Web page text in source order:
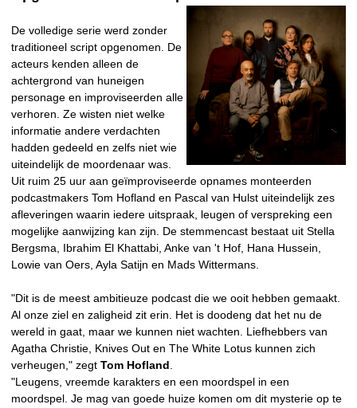
De volledige serie werd zonder
traditioneel script opgenomen. De
acteurs kenden alleen de
achtergrond van huneigen
personage en improviseerden alle
verhoren. Ze wisten niet welke
informatie andere verdachten
hadden gedeeld en zelfs niet wie
uiteindelijk de moordenaar was.
Uit ruim 25 uur aan geïmproviseerde opnames monteerden
podcastmakers Tom Hofland en Pascal van Hulst uiteindelijk zes
afleveringen waarin iedere uitspraak, leugen of verspreking een
mogelijke aanwijzing kan zijn. De stemmencast bestaat uit Stella
Bergsma, Ibrahim El Khattabi, Anke van 't Hof, Hana Hussein,
Lowie van Oers, Ayla Satijn en Mads Wittermans.
"Dit is de meest ambitieuze podcast die we ooit hebben gemaakt.
Al onze ziel en zaligheid zit erin. Het is doodeng dat het nu de
wereld in gaat, maar we kunnen niet wachten. Liefhebbers van
Agatha Christie, Knives Out en The White Lotus kunnen zich
verheugen," zegt Tom Hofland
"Leugens, vreemde karakters en een moordspel in een
moordspel. Je mag van goede huize komen om dit mysterie op te